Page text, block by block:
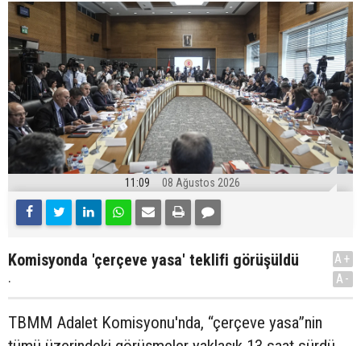
11:09 08 Ağustos 2026
Komisyonda 'çerçeve yasa' teklifi görüşüldü
.
A+
A-
TBMM Adalet Komisyonu'nda, “çerçeve yasa”nin